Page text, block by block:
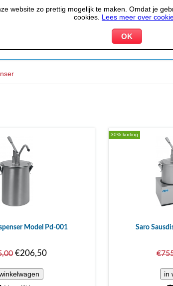
website zo prettig mogelijk te maken. Omdat je
cookies. Lees meer over
KOELEN &
Model Pd-001
€206,50
30% korting
Saro